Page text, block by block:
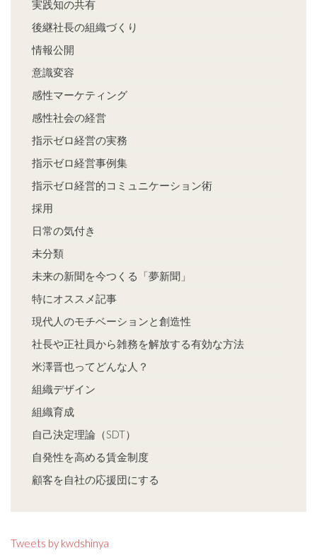
実践知の共有
後継社長の組織づくり
情報公開
意識変容
感性マーケティング
感性社会の経営
指示ゼロ経営の実務
指示ゼロ経営事例集
指示ゼロ経営的コミュニケーション術
採用
日常の気付き
未分類
未来の新聞を今つくる「夢新聞」
特にオススメ記事
現代人のモチベーションと創造性
社長や正社員から雑務を解放する有効な方法
米澤晋也ってどんな人？
組織デザイン
組織育成
自己決定理論（SDT）
自発性を高める賃金制度
顧客を自社の応援団にする
Tweets by kwdshinya